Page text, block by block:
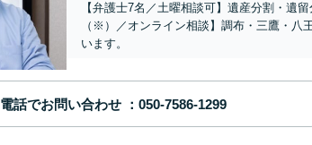
【弁護士7名／土曜相談可】遺産分割・遺
（※）／オンライン相談】調布・三鷹・
います。
電話でお問い合わせ